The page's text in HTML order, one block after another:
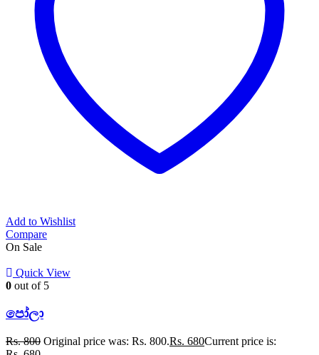
Add to Wishlist
Compare
On Sale
Quick View
0 out of 5
පෝලා
Rs.800 Original price was: Rs. 800.Rs. 680Current price is: